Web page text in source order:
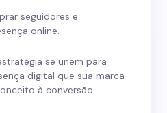
seguidores e
online.
se unem para
digital que sua marca
à conversão.